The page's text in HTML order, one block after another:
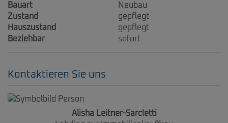
Bauart
Neubau
Zustand
gepflegt
Hauszustand
gepflegt
Beziehbar
sofort
Kontaktieren Sie uns
Alisha Leitner-Sarcletti